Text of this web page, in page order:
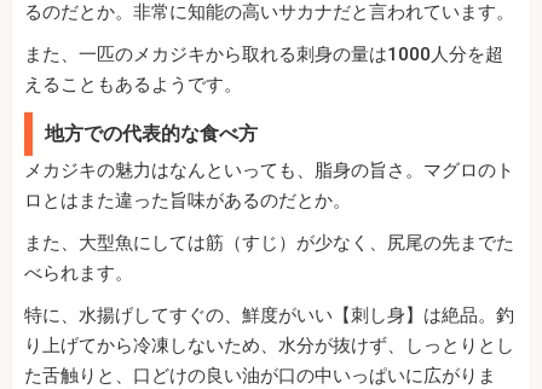
るのだとか。非常に知能の高いサカナだと言われています。
また、一匹のメカジキから取れる刺身の量は1000人分を超
えることもあるようです。
地方での代表的な食べ方
メカジキの魅力はなんといっても、脂身の旨さ。マグロのト
ロとはまた違った旨味があるのだとか。
また、大型魚にしては筋（すじ）が少なく、尻尾の先までた
べられます。
特に、水揚げしてすぐの、鮮度がいい【刺し身】は絶品。釣
り上げてから冷凍しないため、水分が抜けず、しっとりとし
た舌触りと、口どけの良い油が口の中いっぱいに広がりま